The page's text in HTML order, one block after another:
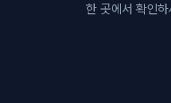
한 곳에서 확인하